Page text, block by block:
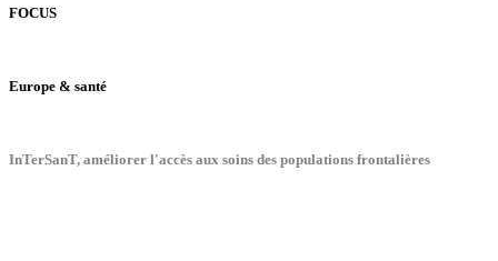
FOCUS
Europe & santé
InTerSanT, améliorer l'accès aux soins des populations frontalières